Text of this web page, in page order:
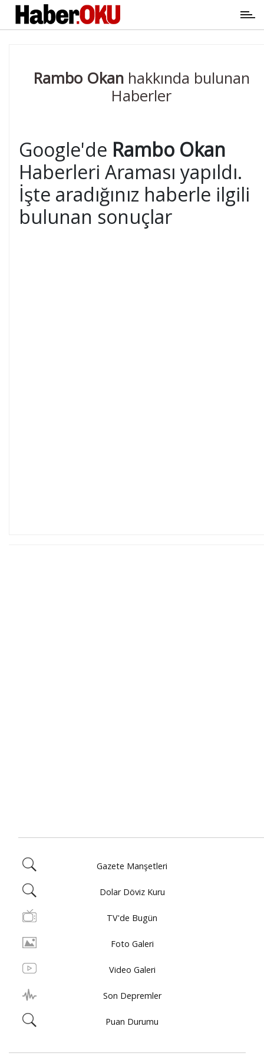
Rambo Okanhakkında bulunan
Haberler
Google'de Rambo Okan
Haberleri Araması yapıldı.
İşte aradığınız haberle ilgili
bulunan sonuçlar
Gazete Manşetleri
Dolar Döviz Kuru
TV'de Bugün
Foto Galeri
Video Galeri
Son Depremler
Puan Durumu